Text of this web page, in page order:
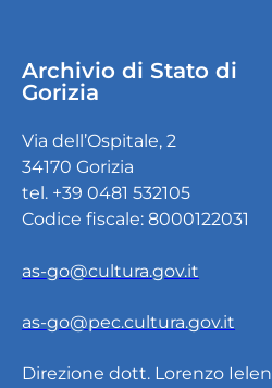
Archivio di Stato di
Gorizia
Via dell’Ospitale, 2
34170 Gorizia
tel. +39 0481 532105
Codice fiscale: 8000122031
as-go@cultura.gov.it
as-go@pec.cultura.gov.it
Direzione dott. Lorenzo Ielen